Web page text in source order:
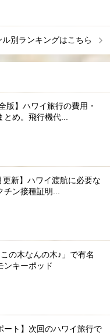
ル別ランキングはこちら
版】ハワイ旅行の費用・
め。飛行機代...
更新】ハワイ渡航に必要な
ン接種証明...
の木なんの木♪」で有名
ンキーポッド
ート】次回のハワイ旅行で